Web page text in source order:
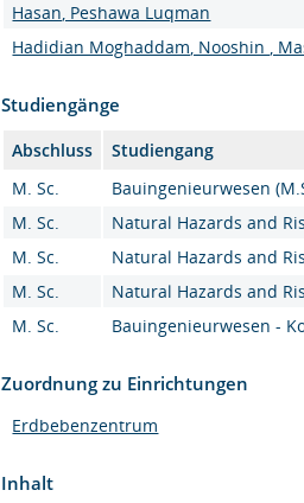
Hasan, Peshawa Luqman
Hadidian Moghaddam, Nooshin ,
Studiengänge
Abschluss Studiengang
M. Sc.
Bauingenieurwesen
M. Sc.
Natural Hazards and
M. Sc.
Natural Hazards and
M. Sc.
Natural Hazards and
M. Sc.
Bauingenieurwesen -
Zuordnung zu Einrichtungen
Erdbebenzentrum
Inhalt